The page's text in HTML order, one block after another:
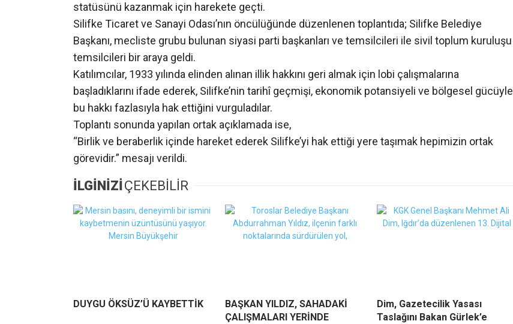
statüsünü kazanmak için harekete geçti.
Silifke Ticaret ve Sanayi Odası’nın öncülüğünde düzenlenen toplantıda; Silifke Belediye
Başkanı, mecliste grubu bulunan siyasi parti başkanları ve temsilcileri ile sivil toplum kuruluşu
temsilcileri bir araya geldi.
Katılımcılar, 1933 yılında elinden alınan illik hakkını geri almak için lobi çalışmalarına
başladıklarını ifade ederek, Silifke’nin tarihî geçmişi, ekonomik potansiyeli ve bölgesel gücüyle
bu hakkı fazlasıyla hak ettiğini vurguladılar.
Toplantı sonunda yapılan ortak açıklamada ise,
“Birlik ve beraberlik içinde hareket ederek Silifke’yi hak ettiği yere taşımak hepimizin ortak
görevidir.” mesajı verildi.
İLGİNİZİÇEKEBİLİR
DUYGU ÖKSÜZ’Ü KAYBETTİK
BAŞKAN YILDIZ, SAHADAKİ
ÇALIŞMALARI YERİNDE
Dim, Gazetecilik Yasası
Taslağını Bakan Gürlek’e